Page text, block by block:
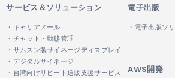
サービス＆ソリューション
・キャリアメール
・チャット・動態管理
・サムスン製サイネージディスプレイ
・デジタルサイネージ
・台湾向けリピート通販支援サービス
電子出版
・電子出版ソ
AWS開発